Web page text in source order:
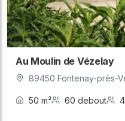
Au Moulin de Vézelay
89450 Fontenay-près-
50 m² 60 debout